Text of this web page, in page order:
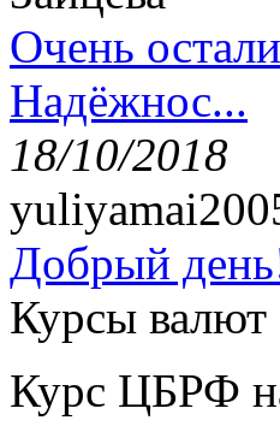
Очень
Надёжнос...
18/10/2018
Добрый
Курсы валют
Курс ЦБРФ